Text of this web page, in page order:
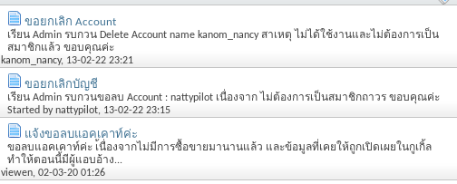
ขอยกเลิก Account
เรียน Admin รบกวน Delete Account name kanom_nancy สาเหตุ ไม่ได้ใช้งานและไม่ต้องการเป็น
สมาชิกแล้ว ขอบคุณค่ะ
kanom_nancy, 13-02-22 23:21
ขอยกเลิกบัญชี
เรียน Admin รบกวนขอลบ Account : nattypilot เนื่องจาก ไม่ต้องการเป็นสมาชิกถาวร ขอบคุณค่ะ
Started bynattypilot, 13-02-22 23:15
แจ้งขอลบแอคเคาท​์ค่ะ
ขอลบแอคเคาท​์ค่ะ เ้นื่องจากไม่มีการซื้อขายมานานแล้ว และข้อมูลที่เคยให้ถูกเปิดเผยในกูเกิ้ล
ทำให้ตอนนี้มีผู้แอบอ้าง...
viewen, 02-03-20 01:26